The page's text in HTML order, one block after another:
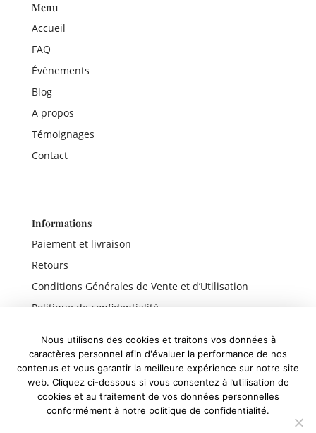
Menu
Accueil
FAQ
Évènements
Blog
A propos
Témoignages
Contact
Informations
Paiement et livraison
Retours
Conditions Générales de Vente et d’Utilisation
Politique de confidentialité
Liens rapides
Boutique
Nous utilisons des cookies et traitons vos données à
caractères personnel afin d'évaluer la performance de nos
contenus et vous garantir la meilleure expérience sur notre site
web. Cliquez ci-dessous si vous consentez à l’utilisation de
cookies et au traitement de vos données personnelles
conformément à notre politique de confidentialité.